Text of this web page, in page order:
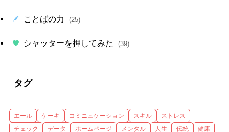
ことばの力 (25)
シャッターを押してみた (39)
タグ
エール ケーキ コミニュケーション スキル
ストレス
チェック
データ ホームページ メンタル 人生 伝統
健康